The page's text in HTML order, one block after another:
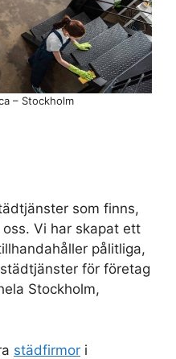
som finns,
Vi har skapat ett
pålitliga,
för företag
Stockholm,
städfirmor i
– Stockholm